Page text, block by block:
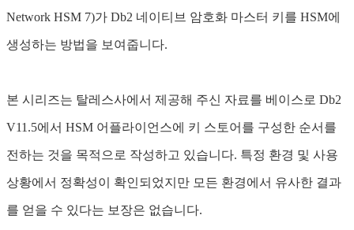
Network HSM 7)가 Db2 네이티브 암호화 마스터 키를 HSM에
생성하는 방법을 보여줍니다.
본 시리즈는 탈레스사에서 제공해 주신 자료를 베이스로 Db2
V11.5에서 HSM 어플라이언스에 키 스토어를 구성한 순서를
전하는 것을 목적으로 작성하고 있습니다. 특정 환경 및 사용
상황에서 정확성이 확인되었지만 모든 환경에서 유사한 결과
를 얻을 수 있다는 보장은 없습니다.